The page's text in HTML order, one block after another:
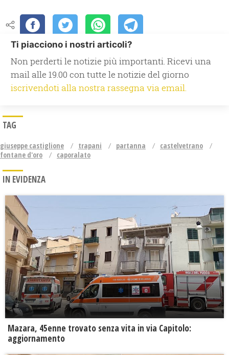
Ti piacciono i nostri articoli?
Non perderti le notizie più importanti. Ricevi una
mail alle 19.00 con tutte le notizie del giorno
iscrivendoti alla nostra rassegna via email.
TAG
giuseppe castiglione trapani partanna
castelvetrano
fontane d'oro
caporalato
IN EVIDENZA
Mazara, 45enne trovato senza vita in via Capitolo:
aggiornamento